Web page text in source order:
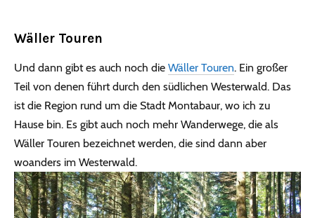
Wäller Touren
Und dann gibt es auch noch die Wäller Touren. Ein großer
Teil von denen führt durch den südlichen Westerwald. Das
ist die Region rund um die Stadt Montabaur, wo ich zu
Hause bin. Es gibt auch noch mehr Wanderwege, die als
Wäller Touren bezeichnet werden, die sind dann aber
woanders im Westerwald.